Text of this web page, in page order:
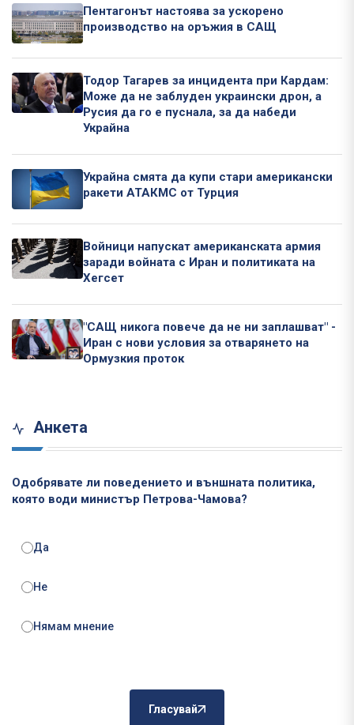
Пентагонът настоява за ускорено
производство на оръжия в САЩ
Тодор Тагарев за инцидента при Кардам:
Може да не заблуден украински дрон, а
Русия да го е пуснала, за да набеди
Украйна
Украйна смята да купи стари американски
ракети АТАКМС от Турция
Войници напускат американската армия
заради войната с Иран и политиката на
Хегсет
"САЩ никога повече да не ни заплашват" -
Иран с нови условия за отварянето на
Ормузкия проток
Анкета
Одобрявате ли поведението и външната политика,
която води министър Петрова-Чамова?
Да
Не
Нямам мнение
Гласувай